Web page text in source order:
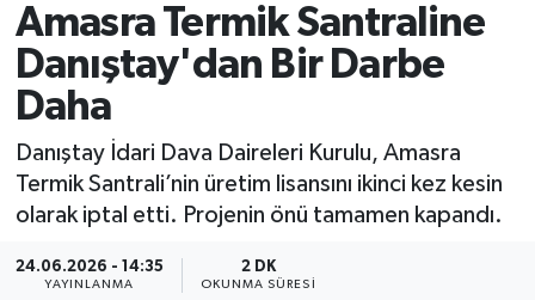
Amasra Termik Santraline
Danıştay'dan Bir Darbe
Daha
Danıştay İdari Dava Daireleri Kurulu, Amasra
Termik Santrali’nin üretim lisansını ikinci kez kesin
olarak iptal etti. Projenin önü tamamen kapandı.
24.06.2026 - 14:35
YAYINLANMA
2 DK
OKUNMA SÜRESI
Kültür-Sanat
Magazin
Medya
Sağlık
Sinema
Son Dakika Haberleri
Haber Arşivi